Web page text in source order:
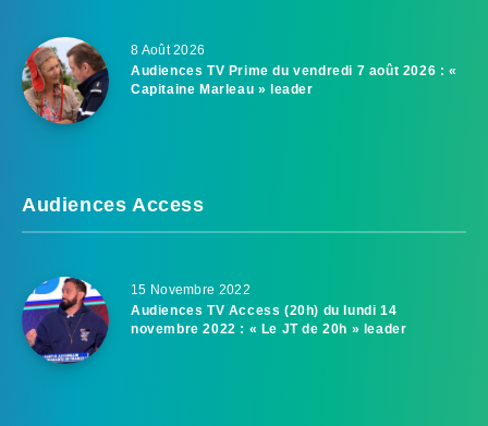
8 Août 2026
Audiences TV Prime du vendredi 7 août 2026 : «
Capitaine Marleau » leader
Audiences Access
15 Novembre 2022
Audiences TV Access (20h) du lundi 14
novembre 2022 : « Le JT de 20h » leader